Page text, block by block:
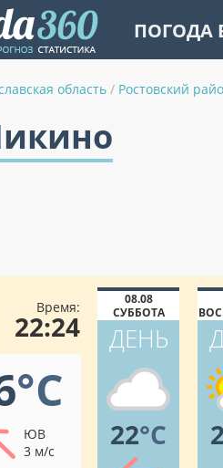
ПОГОДА
область / Ростовский
Время:
22:24
°C
ЮВ
3 м/с
08.08
СУББОТА
ДЕНЬ
22°C